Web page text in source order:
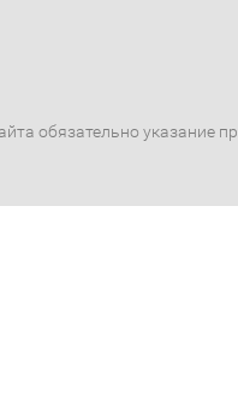
обязательно указание